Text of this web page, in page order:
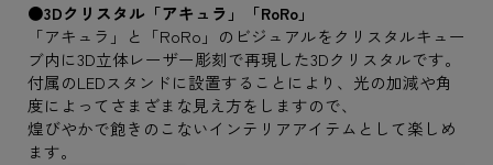
●3Dクリスタル「アキュラ」「RoRo」
「アキュラ」と「RoRo」のビジュアルをクリスタルキュー
ブ内に3D立体レーザー彫刻で再現した3Dクリスタルです。
付属のLEDスタンドに設置することにより、光の加減や角
度によってさまざまな見え方をしますので、
煌びやかで飽きのこないインテリアアイテムとして楽しめ
ます。